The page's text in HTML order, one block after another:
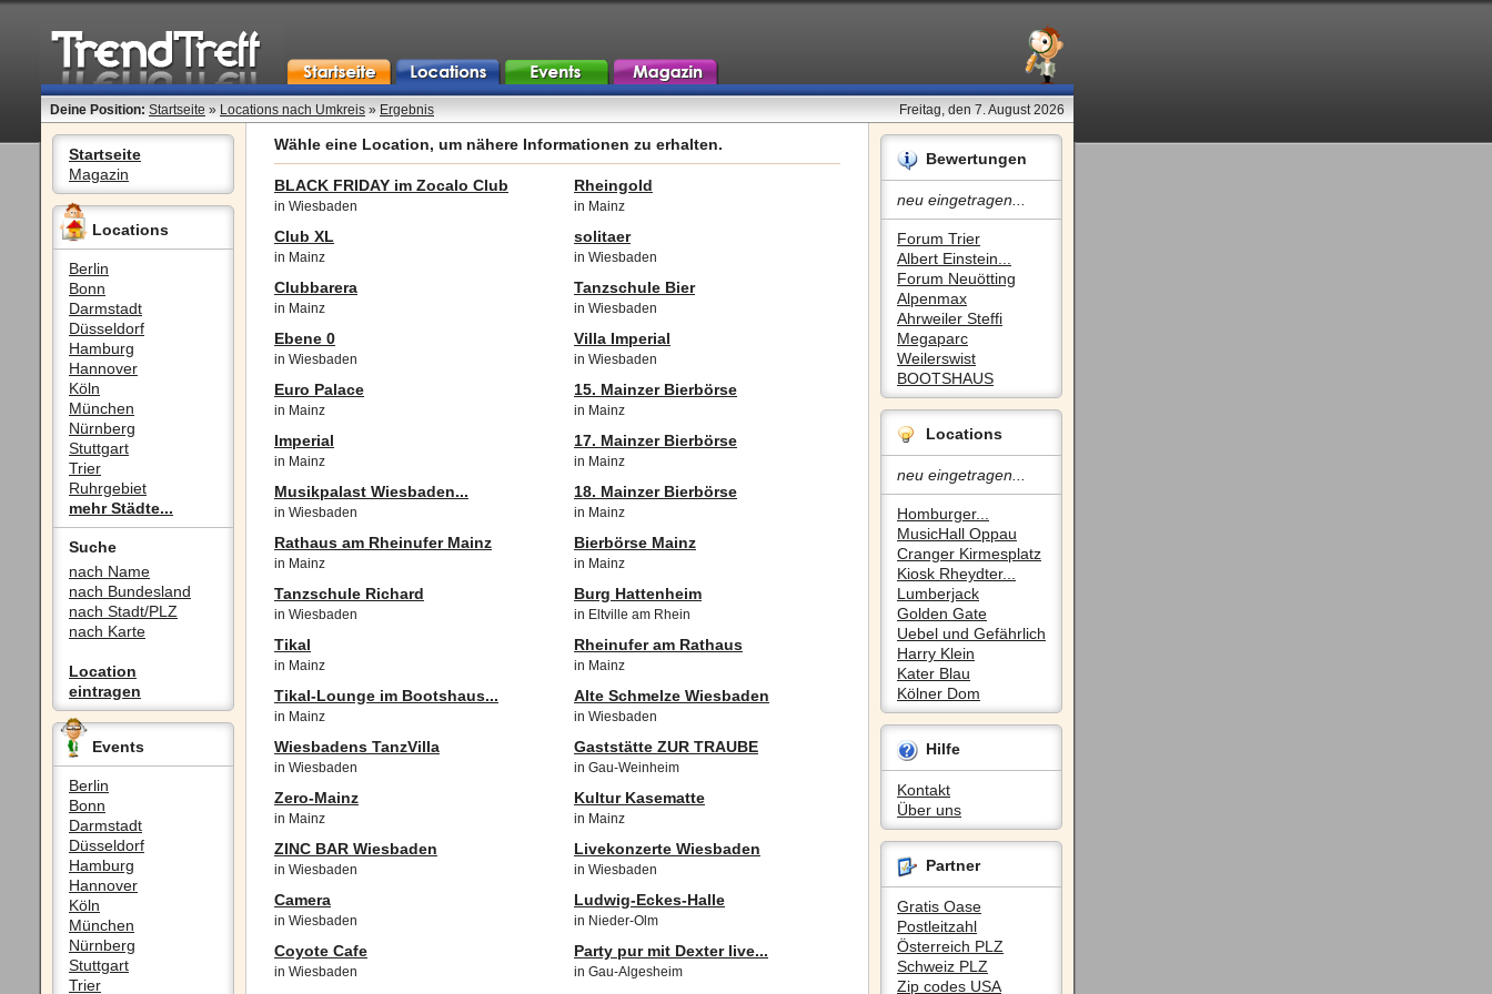
Deine Position: Startseite » Locations nach Umkreis » Ergebnis Freitag, den 7. August 2026
Startseite
Magazin
Locations
Berlin
Bonn
Darmstadt
Düsseldorf
Hamburg
Hannover
Köln
München
Nürnberg
Stuttgart
Trier
Ruhrgebiet
mehr Städte...
Suche
nach Name
nach Bundesland
nach Stadt/PLZ
nach Karte
Location
eintragen
Events
Berlin
Bonn
Darmstadt
Düsseldorf
Hamburg
Hannover
Köln
München
Nürnberg
Stuttgart
Trier
Bewertungen
neu eingetragen...
Forum Trier
Albert Einstein...
Forum Neuötting
Alpenmax
Ahrweiler Steffi
Megaparc
Weilerswist
BOOTSHAUS
Locations
neu eingetragen...
Homburger...
MusicHall Oppau
Cranger Kirmesplatz
Kiosk Rheydter...
Lumberjack
Golden Gate
Uebel und Gefährlich
Harry Klein
Kater Blau
Kölner Dom
Hilfe
Kontakt
Über uns
Partner
Gratis Oase
Postleitzahl
Österreich PLZ
Schweiz PLZ
Zip codes USA
Wähle eine Location, um nähere Informationen zu erhalten.
BLACK FRIDAY im Zocalo Club
in Wiesbaden
Club XL
in Mainz
Clubbarera
in Mainz
Ebene 0
in Wiesbaden
Euro Palace
in Mainz
Imperial
in Mainz
Musikpalast Wiesbaden...
in Wiesbaden
Rathaus am Rheinufer Mainz
in Mainz
Tanzschule Richard
in Wiesbaden
Tikal
in Mainz
Tikal-Lounge im Bootshaus...
in Mainz
Wiesbadens TanzVilla
in Wiesbaden
Zero-Mainz
in Mainz
ZINC BAR Wiesbaden
in Wiesbaden
Camera
in Wiesbaden
Coyote Cafe
in Wiesbaden
Rheingold
in Mainz
solitaer
in Wiesbaden
Tanzschule Bier
in Wiesbaden
Villa Imperial
in Wiesbaden
15. Mainzer Bierbörse
in Mainz
17. Mainzer Bierbörse
in Mainz
18. Mainzer Bierbörse
in Mainz
Bierbörse Mainz
in Mainz
Burg Hattenheim
in Eltville am Rhein
Rheinufer am Rathaus
in Mainz
Alte Schmelze Wiesbaden
in Wiesbaden
Gaststätte ZUR TRAUBE
in Gau-Weinheim
Kultur Kasematte
in Mainz
Livekonzerte Wiesbaden
in Wiesbaden
Ludwig-Eckes-Halle
in Nieder-Olm
Party pur mit Dexter live...
in Gau-Algesheim